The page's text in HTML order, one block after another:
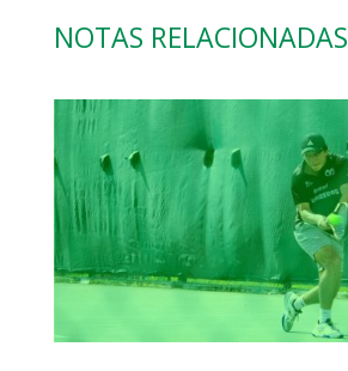
NOTAS RELACIONADAS